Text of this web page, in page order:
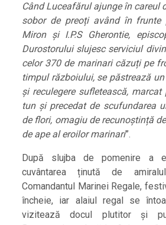
Când Luceafărul ajunge în careul
sobor de preoți având în frunte
Miron și I.P.S Gherontie,
Durostorului slujesc serviciul
celor 370 de marinari căzuți pe
timpul războiului, se păstrează
și reculegere sufletească,
tun și precedat de scufundarea
de flori, omagiu de recunoștință
de ape al eroilor marinari”.
După slujba de pomenire a
cuvântarea ținută de
Comandantul Marinei Regale,
încheie, iar alaiul regal se
vizitează docul plutitor și